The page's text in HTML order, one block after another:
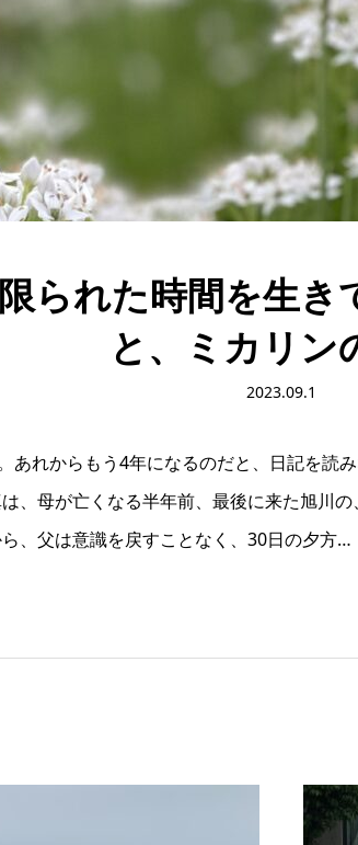
られた時間を生き
と、ミカリン
2023.09.1
あれからもう4年になるのだと、日記を読
、母が亡くなる半年前、最後に来た旭川
、父は意識を戻すことなく、30日の夕方…